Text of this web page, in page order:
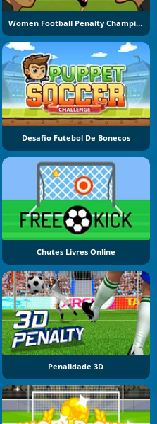
Women Football Penalty Champions
Desafio Futebol De Bonecos
Chutes Livres Online
Penalidade 3D